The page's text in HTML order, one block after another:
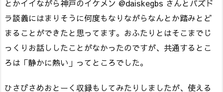
とかイイながら神戸のイケメン @daiskegbs さんとパズド
ラ談義にはまりそうに何度もなりながらなんとか踏みとど
まることができたと思ってます。おふたりとはそこまでじ
っくりお話ししたことがなかったのですが、共通するとこ
ろは「静かに熱い」ってところでした。
ひさびさめおとーく収録もしてみたりしましたが、使える